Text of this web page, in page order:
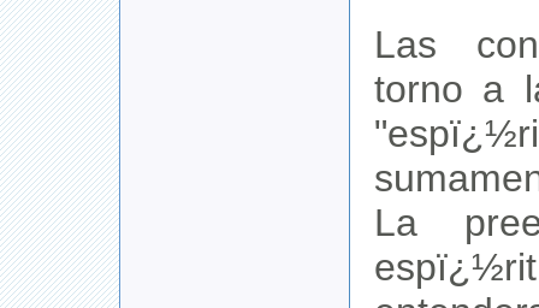
Las
torno a
La